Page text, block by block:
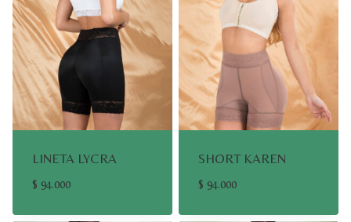
LINETA LYCRA
$ 94.000
SHORT KAREN
$ 94.000